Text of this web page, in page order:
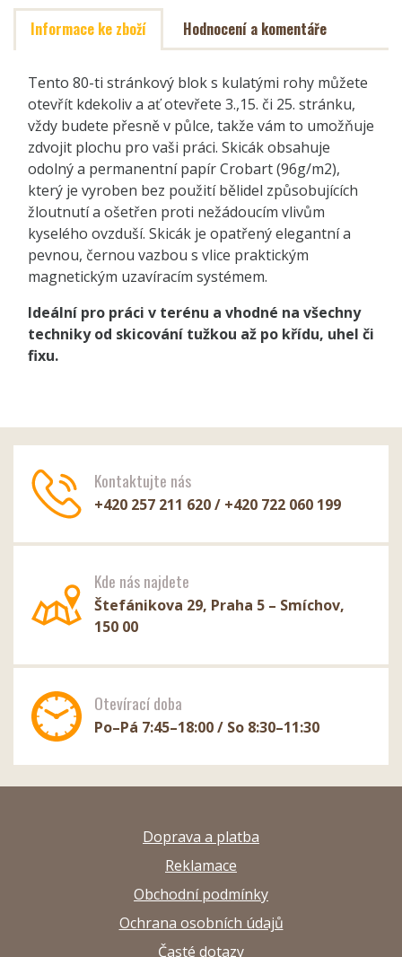
Informace ke zboží Hodnocení a komentáře
Tento 80-ti stránkový blok s kulatými rohy můžete
otevřít kdekoliv a ať otevřete 3.,15. či 25. stránku,
vždy budete přesně v půlce, takže vám to umožňuje
zdvojit plochu pro vaši práci. Skicák obsahuje
odolný a permanentní papír Crobart (96g/m2),
který je vyroben bez použití bělidel způsobujících
žloutnutí a ošetřen proti nežádoucím vlivům
kyselého ovzduší. Skicák je opatřený elegantní a
pevnou, černou vazbou s vlice praktickým
magnetickým uzavíracím systémem.
Ideální pro práci v terénu a vhodné na všechny
techniky od skicování tužkou až po křídu, uhel či
fixu.
Kontaktujte nás
+420 257 211 620 / +420 722 060 199
Kde nás najdete
Štefánikova 29, Praha 5 – Smíchov,
150 00
Otevírací doba
Po–Pá 7:45–18:00 / So 8:30–11:30
Doprava a platba
Reklamace
Obchodní podmínky
Ochrana osobních údajů
Časté dotazy